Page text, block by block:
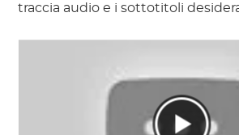
traccia audio e i sottotitoli